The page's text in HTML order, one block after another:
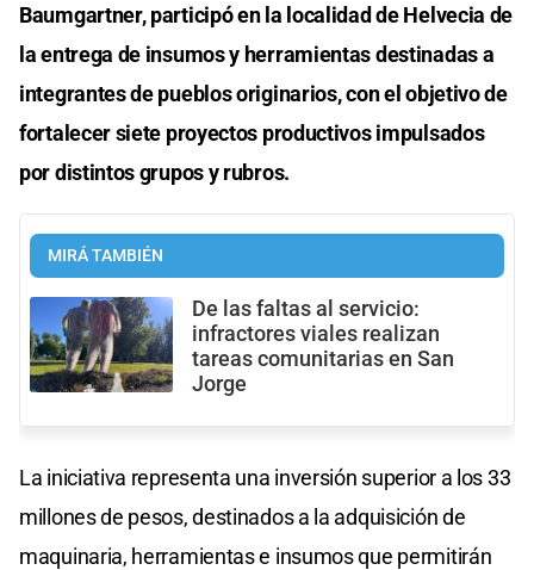
Baumgartner, participó en la localidad de Helvecia de
la entrega de insumos y herramientas destinadas a
integrantes de pueblos originarios, con el objetivo de
fortalecer siete proyectos productivos impulsados
por distintos grupos y rubros.
MIRÁ TAMBIÉN
De las faltas al servicio:
infractores viales realizan
tareas comunitarias en San
Jorge
La iniciativa representa una inversión superior a los 33
millones de pesos, destinados a la adquisición de
maquinaria, herramientas e insumos que permitirán